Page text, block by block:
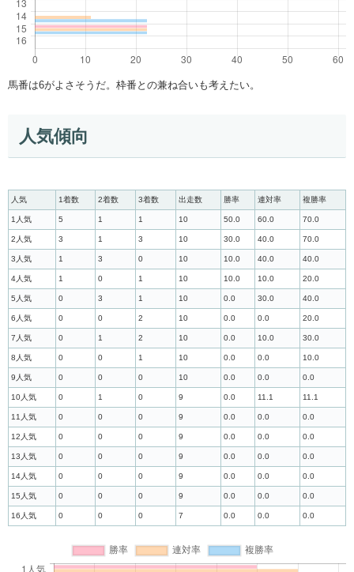
馬番は6がよさそうだ。枠番との兼ね合いも考えたい。
人気傾向
人気 1着数 2着数 3着数 出走数 勝率 連対率 複勝率
1人気 5 1 1 10 50.0 60.0 70.0
2人気 3 1 3 10 30.0 40.0 70.0
3人気 1 3 0 10 10.0 40.0 40.0
4人気 1 0 1 10 10.0 10.0 20.0
5人気 0 3 1 10 0.0 30.0 40.0
6人気 0 0 2 10 0.0 0.0 20.0
7人気 0 1 2 10 0.0 10.0 30.0
8人気 0 0 1 10 0.0 0.0 10.0
9人気 0 0 0 10 0.0 0.0 0.0
10人気 0 1 0 9 0.0 11.1 11.1
11人気 0 0 0 9 0.0 0.0 0.0
12人気 0 0 0 9 0.0 0.0 0.0
13人気 0 0 0 9 0.0 0.0 0.0
14人気 0 0 0 9 0.0 0.0 0.0
15人気 0 0 0 9 0.0 0.0 0.0
16人気 0 0 0 7 0.0 0.0 0.0